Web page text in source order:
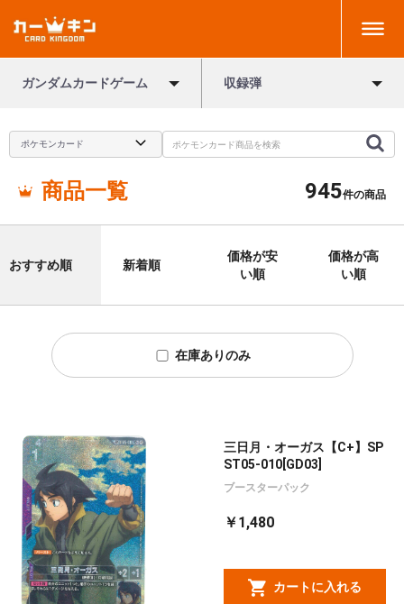
ガンダムカードゲーム 収録弾
商品一覧 945件の商品
おすすめ順 新着順
価格が安
い順
価格が高
い順
在庫ありのみ
三日月・オーガス【C+】SP
ST05-010[GD03]
ブースターパック
￥1,480
カートに入れる